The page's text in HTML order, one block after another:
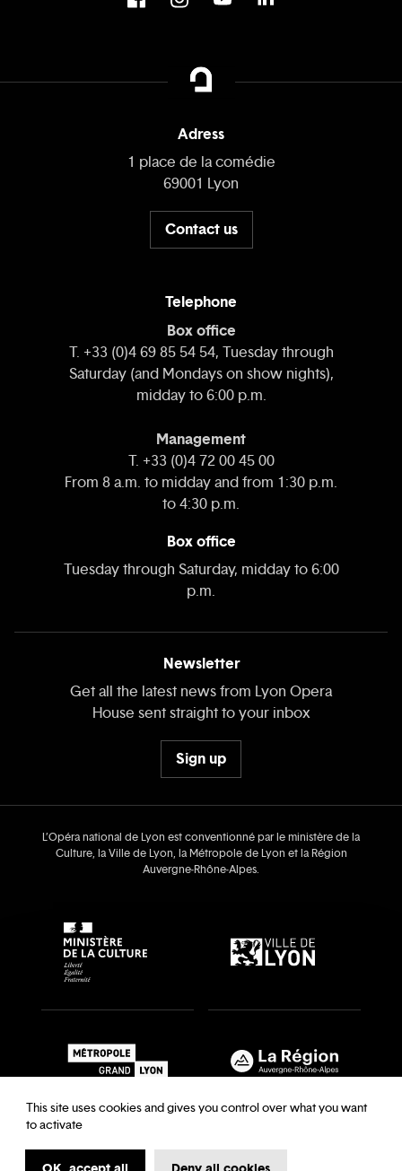
Adress
1 place de la comédie
69001 Lyon
Contact us
Telephone
Box office
T. +33 (0)4 69 85 54 54, Tuesday through
Saturday (and Mondays on show nights),
midday to 6:00 p.m.
Management
T. +33 (0)4 72 00 45 00
From 8 a.m. to midday and from 1:30 p.m.
to 4:30 p.m.
Box office
Tuesday through Saturday, midday to 6:00
p.m.
Newsletter
Get all the latest news from Lyon Opera
House sent straight to your inbox
Sign up
L’Opéra national de Lyon est conventionné par le ministère de la
Culture, la Ville de Lyon, la Métropole de Lyon et la Région
Auvergne‑Rhône‑Alpes.
This site uses cookies and gives you control over what you want
to activate